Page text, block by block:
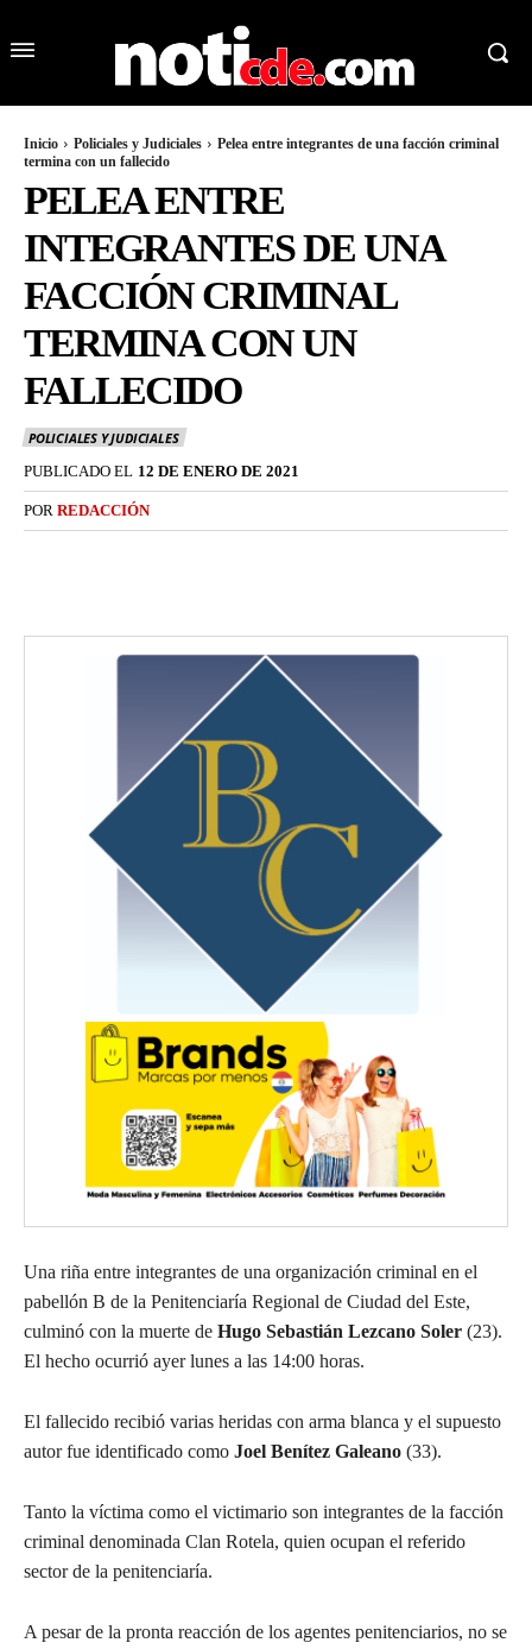
Inicio Policiales y Judiciales
Pelea entre integrantes de una facción criminal
termina con un fallecido
PELEA ENTRE
INTEGRANTES DE UNA
FACCIÓN CRIMINAL
TERMINA CON UN
FALLECIDO
POLICIALES Y JUDICIALES
PUBLICADO EL 12 DE ENERO DE 2021
POR REDACCIÓN
Una riña entre integrantes de una organización criminal en el
pabellón B de la Penitenciaría Regional de Ciudad del Este,
culminó con la muerte de Hugo Sebastián Lezcano Soler (23).
El hecho ocurrió ayer lunes a las 14:00 horas.
El fallecido recibió varias heridas con arma blanca y el supuesto
autor fue identificado como Joel Benítez Galeano (33).
Tanto la víctima como el victimario son integrantes de la facción
criminal denominada Clan Rotela, quien ocupan el referido
sector de la penitenciaría.
A pesar de la pronta reacción de los agentes penitenciarios, no se